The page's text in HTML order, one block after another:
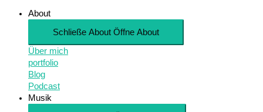
About
Schließe About Öffne About
Über mich
portfolio
Blog
Podcast
Musik